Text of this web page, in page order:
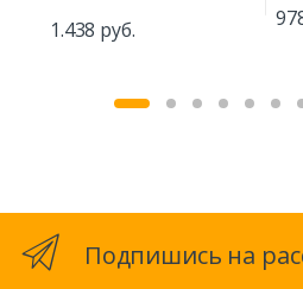
1.438 руб.
Подпишись на